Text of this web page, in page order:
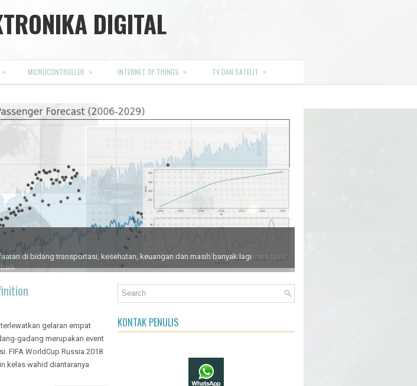
DIGITAL
» MICROCONTROLLER » INTERNET OF THINGS » TV DAN SATELIT »
di bidang transportasi, kesehatan, keuangan dan masih banyak lagi
gelaran empat
gadang merupakan event
FIFA WorldCup Russia 2018